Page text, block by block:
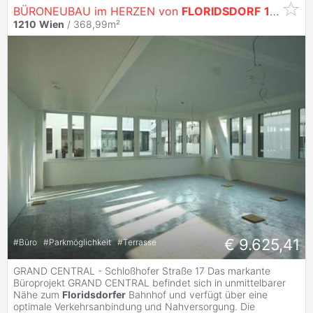
BÜRONEUBAU im HERZEN von FLORIDSDORF 1210
1210 Wien / 368,99m²
#Büro #Parkmöglichkeit #Terrasse € 9.625,41
GRAND CENTRAL - Schloßhofer Straße 17 Das markante
Büroprojekt GRAND CENTRAL befindet sich in unmittelbarer
Nähe zum Floridsdorfer Bahnhof und verfügt über eine
optimale Verkehrsanbindung und Nahversorgung. Die